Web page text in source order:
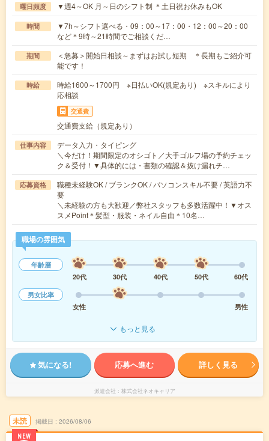
曜日頻度 ▼週4～OK 月～日のシフト制 ＊土日祝お休みもOK
時間
▼7h～シフト選べる・09：00～17：00・12：00～20：00
など＊9時～21時間でご相談くだ…
期間
＜急募＞開始日相談～まずはお試し短期 ＊長期もご紹介可
能です！
時給
時給1600～1700円 ※日払いOK(規定あり) ※スキルにより
応相談
交通費
交通費支給（規定あり）
仕事内容
データ入力・タイピング
＼今だけ！期間限定のオシゴト／大手ゴルフ場の予約チェッ
ク＆受付！▼具体的には・書類の確認＆抜け漏れチ…
応募資格
職種未経験OK / ブランクOK / パソコンスキル不要 / 英語力不
要
＼未経験の方も大歓迎／弊社スタッフも多数活躍中！▼オス
スメPoint＊髪型・服装・ネイル自由＊10名…
職場の雰囲気
年齢層
20代
30代 40代 50代
60代
男女比率
女性
男性
もっと見る
気になる! 応募へ進む 詳しく見る
派遣会社 株式会社ネオキャリア
未読
NEW
掲載日 2026/08/06